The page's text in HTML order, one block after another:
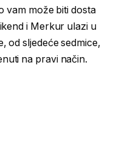
vam može biti dosta
i Merkur ulazi u
od sljedeće sedmice,
na pravi način.